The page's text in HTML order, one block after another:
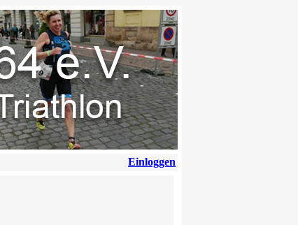
Einloggen